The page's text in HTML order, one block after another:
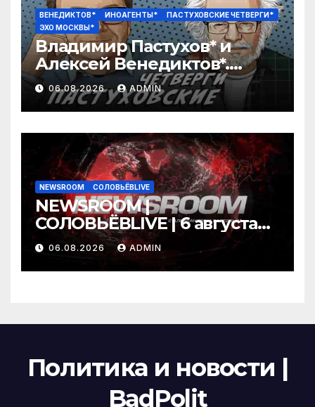
ВЕНЕДИКТОВ* ИНОАГЕНТЫ*
ПАСТУХОВСКИЕ ЧЕТВЕРГИ*
ЭХО МОСКВЫ*
Владимир Пастухов* и
Алексей Венедиктов*.
Пастуховские четверги /
06.08.26
06.08.2026 ADMIN
NEWSROOM СОЛОВЬЁВLIVE
NEWSROOM |
СОЛОВЬЁВLIVE | 6 августа
2026 года
06.08.2026 ADMIN
Политика и новости |
BadPolit